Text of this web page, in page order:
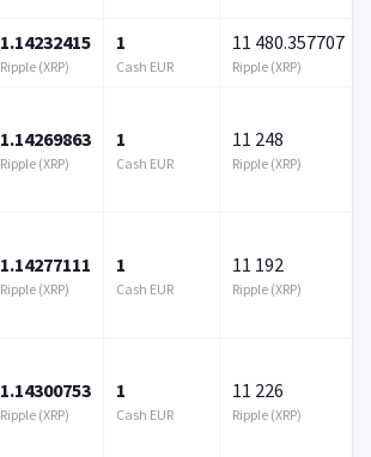
1.14232415
Ripple (XRP)
1
Cash EUR
11 480.357707
Ripple (XRP)
1.14269863
Ripple (XRP)
1
Cash EUR
11 248
Ripple (XRP)
1.14277111
Ripple (XRP)
1
Cash EUR
11 192
Ripple (XRP)
1.14300753
Ripple (XRP)
1
Cash EUR
11 226
Ripple (XRP)